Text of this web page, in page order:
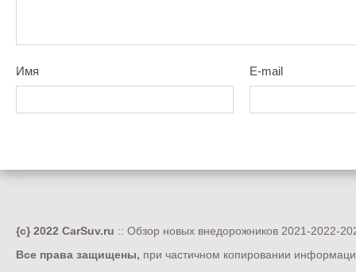
Имя E-mail
{c} 2022 CarSuv.ru :: Обзор новых внедорожников 2021-2022-
Все права защищены, при частичном копировании